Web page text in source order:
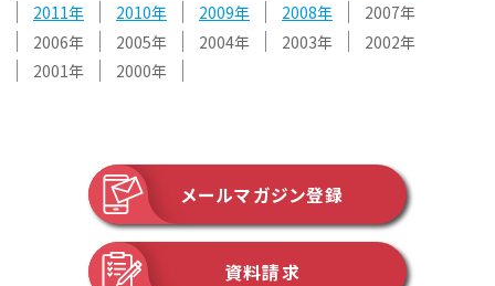
2011
2010 2009 2008
2007
2006
2005 2004 2003
2002
2001
2000
メールマガジン登録
資料請求